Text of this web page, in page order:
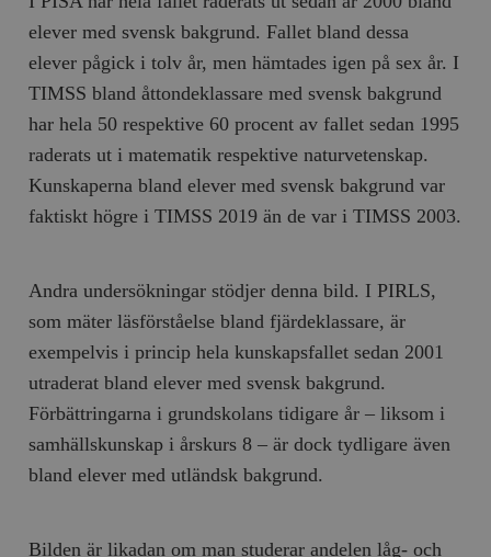
elever med svensk bakgrund. Fallet bland dessa
elever pågick i tolv år, men hämtades igen på sex år. I
TIMSS bland åttondeklassare med svensk bakgrund
har hela 50 respektive 60 procent av fallet sedan 1995
raderats ut i matematik respektive naturvetenskap.
Kunskaperna bland elever med svensk bakgrund var
faktiskt högre i TIMSS 2019 än de var i TIMSS 2003.
Andra undersökningar stödjer denna bild. I PIRLS,
som mäter läsförståelse bland fjärdeklassare, är
exempelvis i princip hela kunskapsfallet sedan 2001
utraderat bland elever med svensk bakgrund.
Förbättringarna i grundskolans tidigare år – liksom i
samhällskunskap i årskurs 8 – är dock tydligare även
bland elever med utländsk bakgrund.
Bilden är likadan om man studerar andelen låg- och